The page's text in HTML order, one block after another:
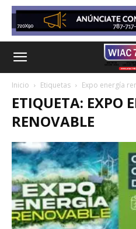
Inicio Etiquetas Expo energía
ETIQUETA: EXPO
RENOVABLE